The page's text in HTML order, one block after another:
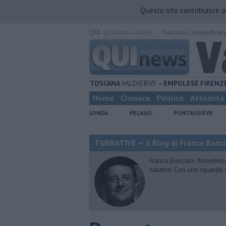
Questo sito contribuisce
TOSCANAVALDISIEVE EMPOLESE
Home Cronaca Politica Attualità
LONDA PELAGO PONTASSIEVE
TURBATIVE — il Blog di Franco
Franco Bonciani,
natatori. Con uno